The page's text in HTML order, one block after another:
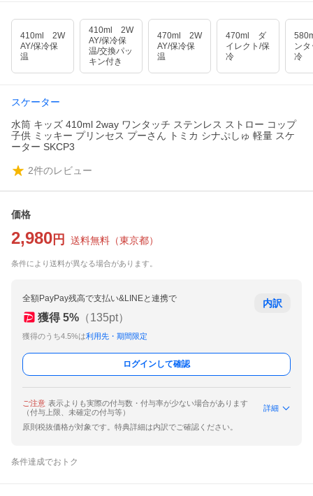
410ml 2W
AY/保冷保
温
410ml 2W
AY/保冷保
温/交換パッ
キン付き
470ml 2W
AY/保冷保
温
470ml ダ
イレクト/保
冷
ンタ
冷
スケーター
水筒 キッズ 410ml 2way ワンタッチ ステンレス ストロー コップ
子供 ミッキー プリンセス プーさん トミカ シナぷしゅ 軽量 スケ
ーター SKCP3
2件のレビュー
価格
2,980 円 送料無料 （東京都）
条件により送料が異なる場合があります。
全額PayPay残高で支払い&LINEと連携で
獲得 5% （135pt）
獲得のうち4.5%は利用先・期間限定
内訳
ログインして確認
ご注意 表示よりも実際の付与数・付与率が少ない場合があります
（付与上限、未確定の付与等）
詳細
原則税抜価格が対象です。特典詳細は内訳でご確認ください。
条件達成でおトク